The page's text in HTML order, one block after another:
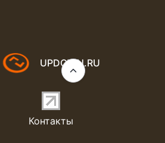
UPDOWN.RU
Контакты